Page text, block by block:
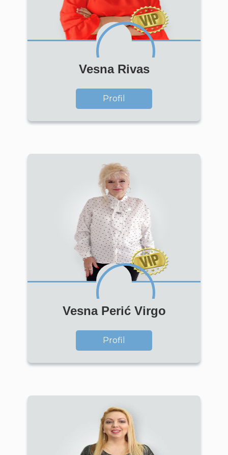
Vesna Rivas
Profil
Vesna Perić Virgo
Profil